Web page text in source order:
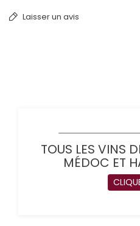
Laisser un avis
TOUS LES VINS
MÉDOC ET